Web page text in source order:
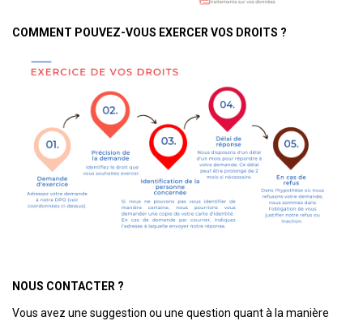
COMMENT POUVEZ-VOUS EXERCER VOS DROITS ?
NOUS CONTACTER ?
Vous avez une suggestion ou une question quant à la manière